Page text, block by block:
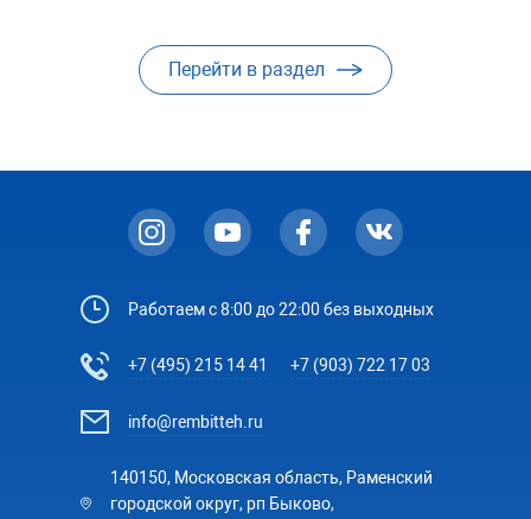
Перейти в раздел
Работаем с 8:00 до 22:00 без выходных
+7 (495) 215 14 41 +7 (903) 722 17 03
info@rembitteh.ru
140150, Московская область, Раменский
городской округ, рп Быково,